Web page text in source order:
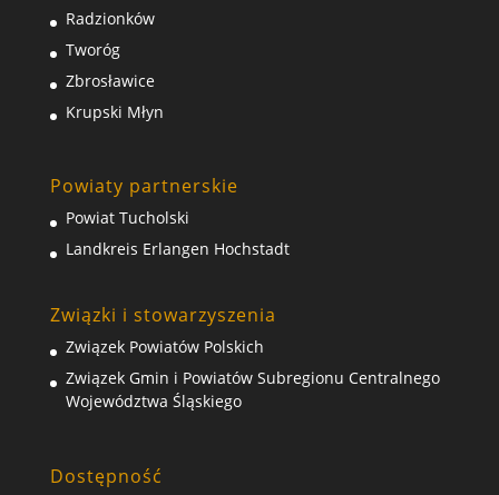
Radzionków
Tworóg
Zbrosławice
Krupski Młyn
Powiaty partnerskie
Powiat Tucholski
Landkreis Erlangen Hochstadt
Związki i stowarzyszenia
Związek Powiatów Polskich
Związek Gmin i Powiatów Subregionu Centralnego
Województwa Śląskiego
Dostępność